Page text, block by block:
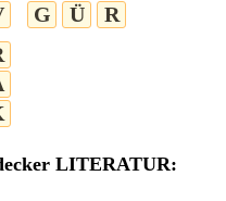
G
Ü
R
LITERATUR: